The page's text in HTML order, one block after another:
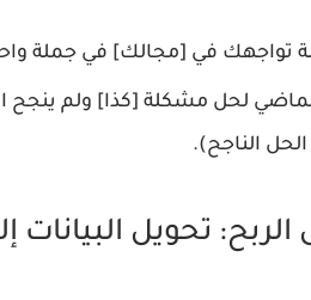
في [مجالك] في جملة
لحل مشكلة [كذا] ولم ينجح
الناجح).
تحويل البيانات